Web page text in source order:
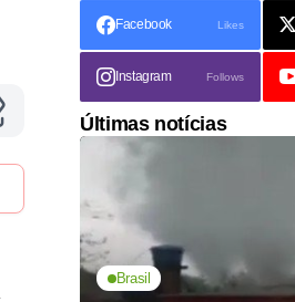
Facebook Likes
Instagram Follows
Últimas notícias
Brasil